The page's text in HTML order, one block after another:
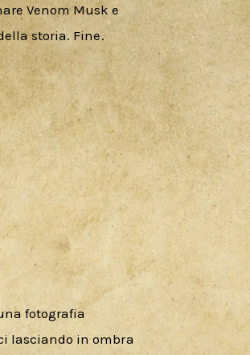
Venom Musk e
storia. Fine.
fotografia
lasciando in ombra